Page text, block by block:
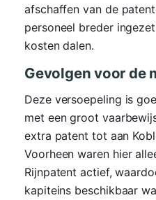
afschaffen van de
personeel breder
kosten dalen.
Gevolgen voor de
Deze versoepeling is
met een groot
extra patent tot aan
Voorheen waren hier
Rijnpatent actief,
kapiteins beschikbaar